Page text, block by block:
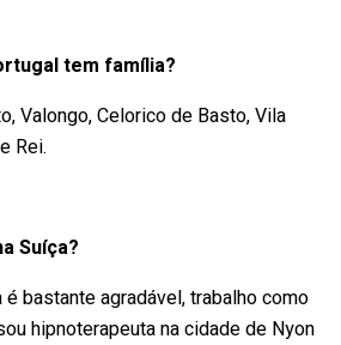
tem família?
Valongo, Celorico de Basto, Vila
Rei.
Suíça?
é bastante agradável, trabalho como
hipnoterapeuta na cidade de Nyon